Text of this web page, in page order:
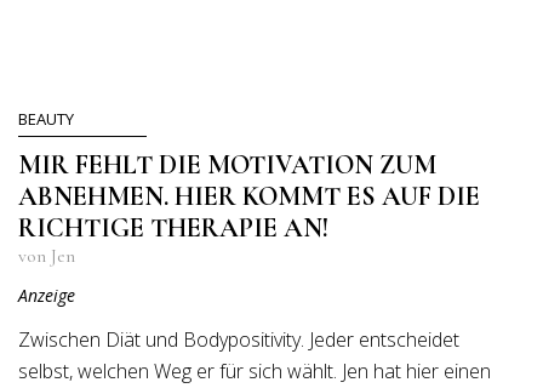
BEAUTY
MIR FEHLT DIE MOTIVATION ZUM
ABNEHMEN. HIER KOMMT ES AUF DIE
RICHTIGE THERAPIE AN!
von Jen
Anzeige
Zwischen Diät und Bodypositivity. Jeder entscheidet
selbst, welchen Weg er für sich wählt. Jen hat hier einen